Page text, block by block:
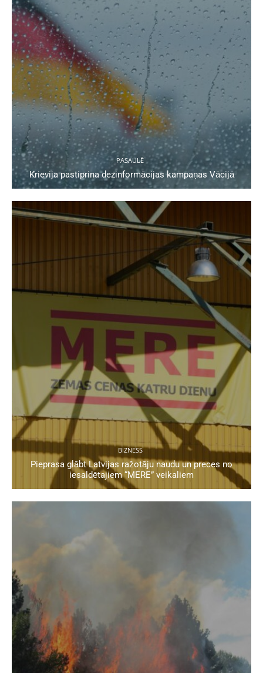
PASAULĒ
Krievija pastiprina dezinformācijas kampaņas Vācijā
BIZNESS
Pieprasa glābt Latvijas ražotāju naudu un preces no
iesaldētajiem “MERE” veikaliem